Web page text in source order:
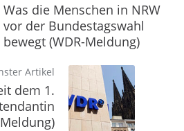
Was die Menschen in NRW
vor der Bundestagswahl
bewegt (WDR-Meldung)
Artikel
dem 1.